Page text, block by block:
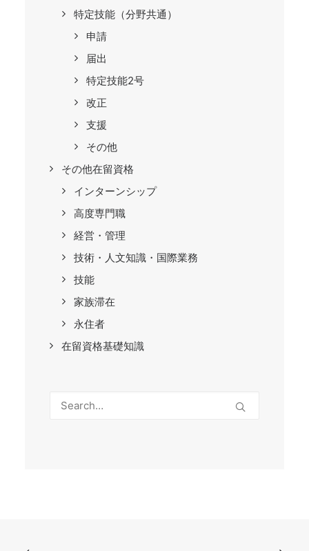
特定技能（分野共通）
申請
届出
特定技能2号
改正
支援
その他
その他在留資格
インターンシップ
高度専門職
経営・管理
技術・人文知識・国際業務
技能
家族滞在
永住者
在留資格基礎知識